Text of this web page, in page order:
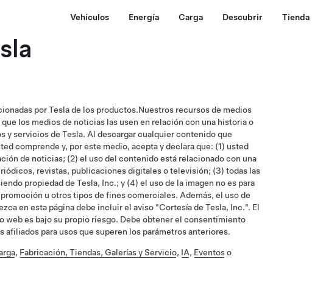
Vehículos Energía Carga Descubrir Tienda
por Tesla de los productos.Nuestros recursos de medios
los medios de noticias las usen en relación con una historia o
y servicios de Tesla. Al descargar cualquier contenido que
comprende y, por este medio, acepta y declara que: (1) usted
de noticias; (2) el uso del contenido está relacionado con una
revistas, publicaciones digitales o televisión; (3) todas las
propiedad de Tesla, Inc.; y (4) el uso de la imagen no es para
u otros tipos de fines comerciales. Además, el uso de
en esta página debe incluir el aviso "Cortesía de Tesla, Inc.". El
web es bajo su propio riesgo. Debe obtener el consentimiento
afiliados para usos que superen los parámetros anteriores.
, Fabricación, Tiendas, Galerías y Servicio, IA, Eventoso